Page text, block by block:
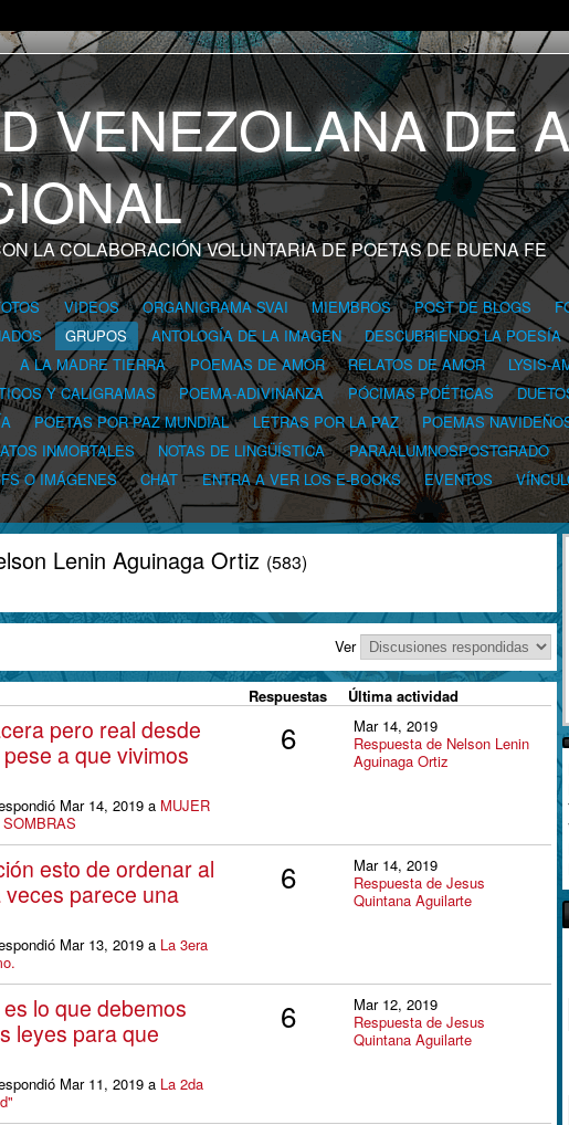
LA COLABORACIÓN VOLUNTARIA DE POETAS DE BUENA FE
VIDEOS ORGANIGRAMA SVAI MIEMBROS POST DE BLOGS
GRUPOS ANTOLOGÍA DE LA IMAGEN DESCUBRIENDO LA POESÍA
A LA MADRE TIERRA POEMAS DE AMOR RELATOS DE AMOR LYSIS-
Y CALIGRAMAS POEMA-ADIVINANZA PÓCIMAS POÉTICAS
POETAS POR PAZ MUNDIAL LETRAS POR LA PAZ POEMAS
INMORTALES NOTAS DE LINGÜÍSTICA PARAALUMNOSPOSTGRADO
O IMÁGENES CHAT ENTRA A VER LOS E-BOOKS EVENTOS
Lenin Aguinaga Ortiz (583)
Ver
Respuestas Última actividad
pero real desde
a que vivimos
Mar 14, 2019 a MUJER
6
Mar 14, 2019
Respuesta de Nelson Lenin
Aguinaga Ortiz
esto de ordenar al
parece una
Mar 13, 2019 a La 3era
6
Mar 14, 2019
Respuesta de Jesus
Quintana Aguilarte
lo que debemos
leyes para que
Mar 11, 2019 a La 2da
6
Mar 12, 2019
Respuesta de Jesus
Quintana Aguilarte